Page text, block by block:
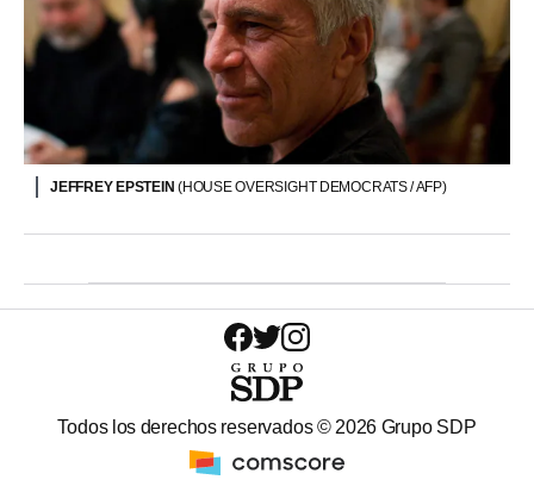
JEFFREY EPSTEIN (HOUSE OVERSIGHT DEMOCRATS / AFP)
Todos los derechos reservados © 2026 Grupo SDP